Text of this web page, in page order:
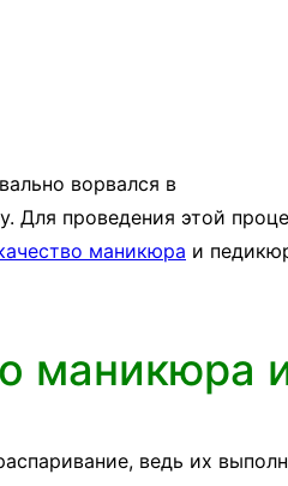
ворвался в
Для проведения этой
маникюра и
маникюра
ведь их